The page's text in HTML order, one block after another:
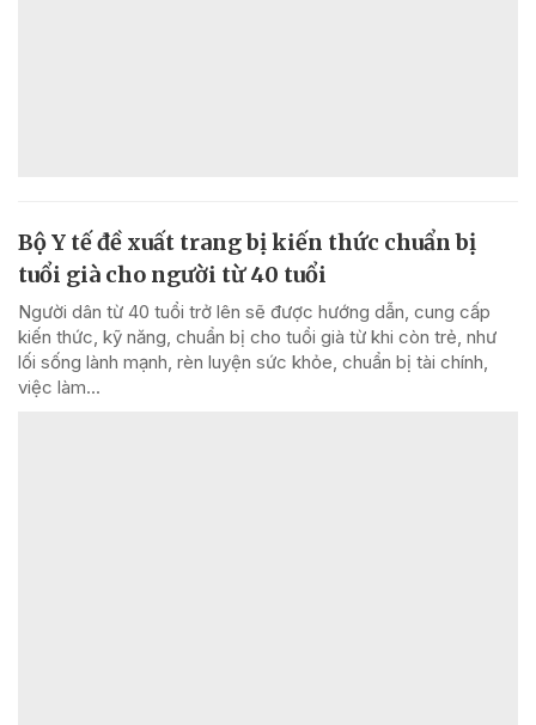
Bộ Y tế đề xuất trang bị kiến thức chuẩn bị
tuổi già cho người từ 40 tuổi
Người dân từ 40 tuổi trở lên sẽ được hướng dẫn, cung cấp
kiến thức, kỹ năng, chuẩn bị cho tuổi già từ khi còn trẻ, như
lối sống lành mạnh, rèn luyện sức khỏe, chuẩn bị tài chính,
việc làm...